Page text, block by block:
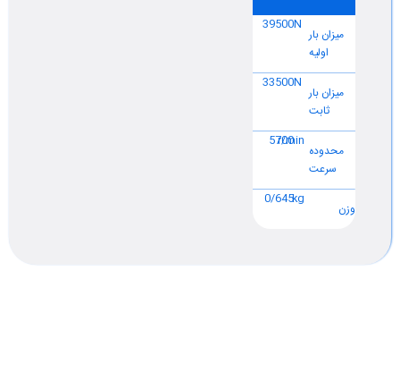
میزان بار
اولیه
N
39500
میزان بار
ثابت
N
33500
محدوده
سرعت
r/min
5700
وزن
kg
0/645